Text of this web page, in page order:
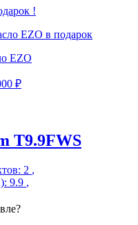
!
EZO
₽
T9.9FWS
2 ,
9.9 ,